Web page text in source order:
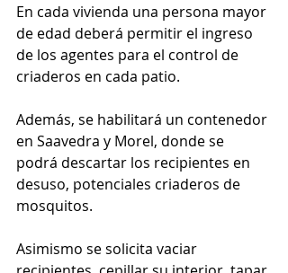
En cada vivienda una persona mayor
de edad deberá permitir el ingreso
de los agentes para el control de
criaderos en cada patio.
Además, se habilitará un contenedor
en Saavedra y Morel, donde se
podrá descartar los recipientes en
desuso, potenciales criaderos de
mosquitos.
Asimismo se solicita vaciar